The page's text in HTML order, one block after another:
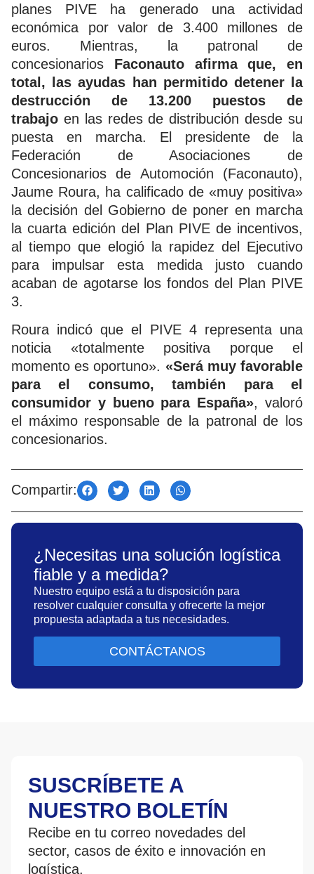
planes PIVE ha generado una actividad
económica por valor de 3.400 millones de
euros. Mientras, la patronal de
concesionarios Faconauto afirma que, en
total, las ayudas han permitido detener la
destrucción de 13.200 puestos de
trabajo en las redes de distribución desde su
puesta en marcha. El presidente de la
Federación de Asociaciones de
Concesionarios de Automoción (Faconauto),
Jaume Roura, ha calificado de «muy positiva»
la decisión del Gobierno de poner en marcha
la cuarta edición del Plan PIVE de incentivos,
al tiempo que elogió la rapidez del Ejecutivo
para impulsar esta medida justo cuando
acaban de agotarse los fondos del Plan PIVE
3.
Roura indicó que el PIVE 4 representa una
noticia «totalmente positiva porque el
momento es oportuno». «Será muy favorable
para el consumo, también para el
consumidor y bueno para España», valoró
el máximo responsable de la patronal de los
concesionarios.
Compartir:
¿Necesitas una solución logística
fiable y a medida?
Nuestro equipo está a tu disposición para
resolver cualquier consulta y ofrecerte la mejor
propuesta adaptada a tus necesidades.
CONTÁCTANOS
SUSCRÍBETE A
NUESTRO BOLETÍN
Recibe en tu correo novedades del
sector, casos de éxito e innovación en
logística.